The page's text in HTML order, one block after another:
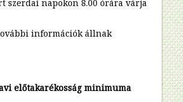
szerdai napokon 8.00 órára várja
információk állnak
előtakarékosság minimuma